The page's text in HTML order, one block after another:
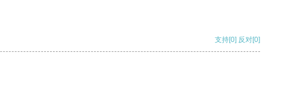
支持[0] 反对[0]